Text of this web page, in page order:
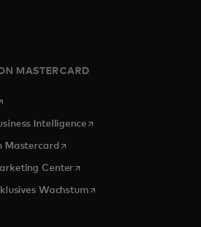
MASTERCARD
in einer neuen Registerkarte geöffnet
Intelligencewird in einer neuen
Mastercardwird in einer neuen
Centerwird in einer neuen
Wachstumwird in einer neuen